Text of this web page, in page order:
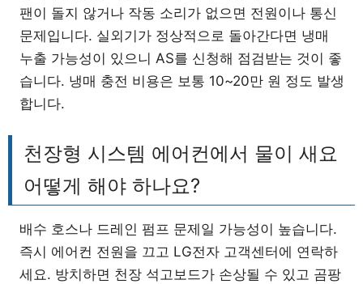
팬이 돌지 않거나 작동 소리가 없으면 전원이나 통신
문제입니다. 실외기가 정상적으로 돌아간다면 냉매
누출 가능성이 있으니 AS를 신청해 점검받는 것이 좋
습니다. 냉매 충전 비용은 보통 10~20만 원 정도 발생
합니다.
천장형 시스템 에어컨에서 물이 새요
어떻게 해야 하나요?
배수 호스나 드레인 펌프 문제일 가능성이 높습니다.
즉시 에어컨 전원을 끄고 LG전자 고객센터에 연락하
세요. 방치하면 천장 석고보드가 손상될 수 있고 곰팡